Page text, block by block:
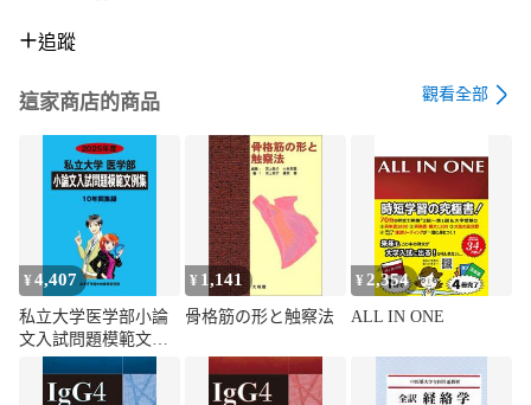
書き込みありません。古本ではございますが、使用感少なく
良いと判断された商品となります。水濡れ防止梱包の上、迅
【発送予定日について】
正午12時まで（日曜日は午前9時まで）のご注文は当日に発送
いたします。正午12時（日曜日は午前9時）以降のご注文は翌
日に発送いたします（土曜日・日曜日・祝日も発送していま
す）。
※土曜日・祝日も正午12時までのご注文は当日に発送いたしま
す。
※年末年始（12/31～1/3）は除きます。
追蹤
這家商店的商品 觀看全部
¥4,407
私立大学医学部小論
文入試問題模範文例
集 (2025年度)
¥ 1,141
骨格筋の形と触察法
¥ 2,354
ALL IN ONE